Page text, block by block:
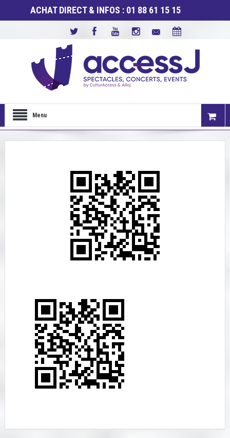
ACHAT DIRECT & INFOS : 01 88 61 15 15
Menu